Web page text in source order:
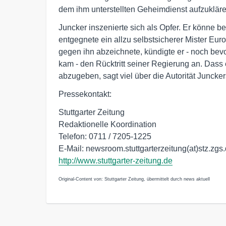
dem ihm unterstellten Geheimdienst
Juncker inszenierte sich als Opfer. Er könne
entgegnete ein allzu selbstsicherer Mister
gegen ihn abzeichnete, kündigte er - noch
kam - den Rücktritt seiner Regierung an.
abzugeben, sagt viel über die Autorität
Pressekontakt:
Stuttgarter Zeitung
Redaktionelle Koordination
Telefon: 0711 / 7205-1225
E-Mail:
http://www.stuttgarter-zeitung.de
Original-Content von: Stuttgarter Zeitung, übermittelt durch news aktuell